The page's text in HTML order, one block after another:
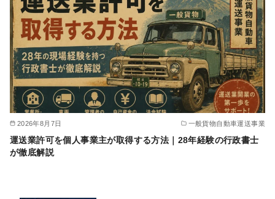
2026年8月7日 一般貨物自動車運送事業
運送業許可を個人事業主が取得する方法｜28年経験の行政書士
が徹底解説